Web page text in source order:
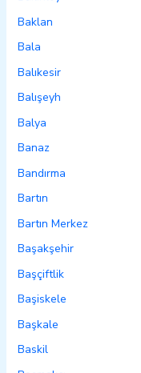
Baklan
Bala
Balıkesir
Balışeyh
Balya
Banaz
Bandırma
Bartın
Bartın Merkez
Başakşehir
Başçiftlik
Başiskele
Başkale
Baskil